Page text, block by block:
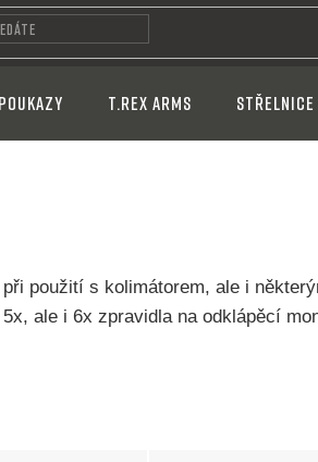
POUKAZY T.REX ARMS STŘELNICE
použití s kolimátorem, ale i
ale i 6x zpravidla na odklápěcí